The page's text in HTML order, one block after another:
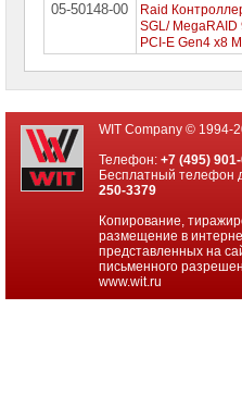
питания
Российское
ПО
обеспечение
Термошкафы
PROM
05-50148-00
Raid
SGL/ MegaRAID
PCI-E Gen4 x8
WIT Company © 1994-
Телефон:+7 (495)
Бесплатный телефон
250-3379
Копирование,
размещение в
представленных на
письменного
www.wit.ru